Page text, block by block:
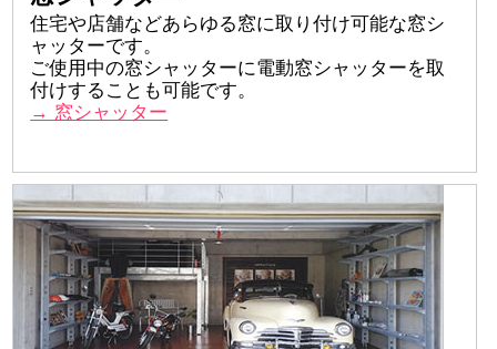
住宅や店舗などあらゆる窓に取り付け可能な窓シ
ャッターです。
ご使用中の窓シャッターに電動窓シャッターを取
付けすることも可能です。
→ 窓シャッター